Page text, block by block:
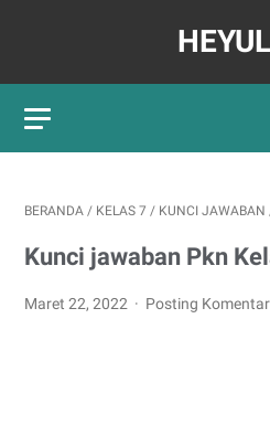
BERANDA / KELAS 7 / KUNCI JAWABAN
Kunci jawaban Pkn
Maret 22, 2022 Posting Komentar